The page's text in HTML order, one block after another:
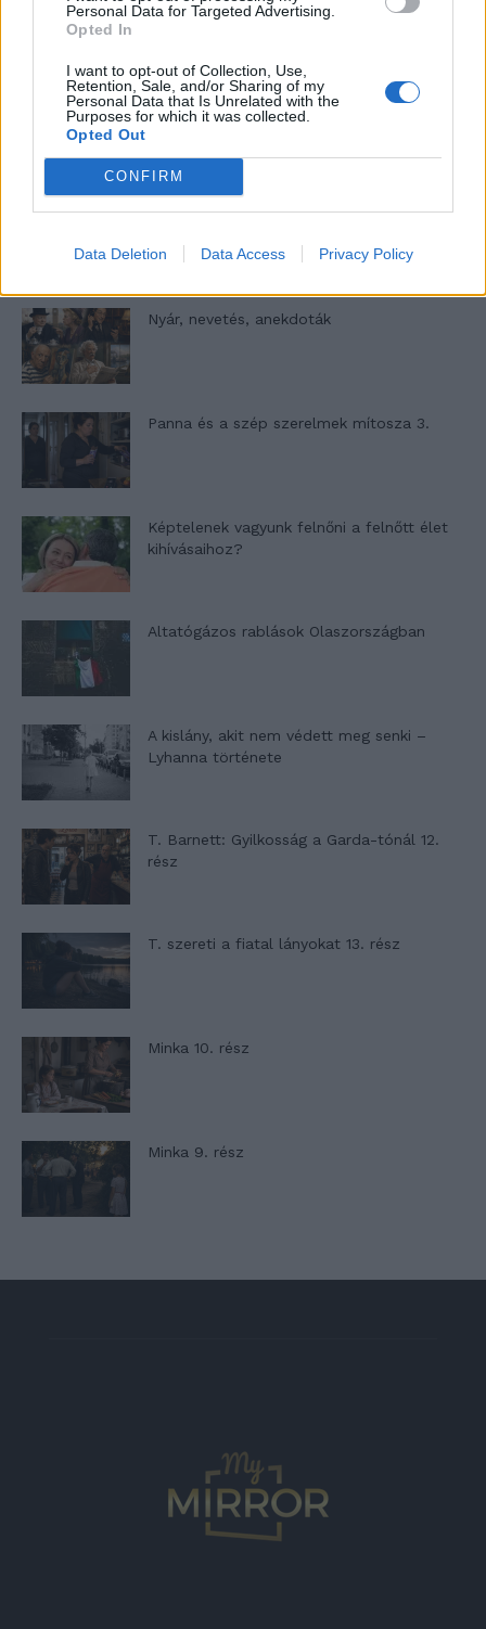
Personal Data for Targeted Advertising.
Opted In
I want to opt-out of Collection, Use,
Retention, Sale, and/or Sharing of my
Personal Data that Is Unrelated with the
Purposes for which it was collected.
Opted Out
CONFIRM
Data Deletion Data Access Privacy Policy
Elyna Robbs: Adéle és az örökölt árnyak
Woody Allen megosztó zsenialitása
A világ legismertebb ruhái
Nyár, nevetés, anekdoták
Panna és a szép szerelmek mítosza 3.
Képtelenek vagyunk felnőni a felnőtt élet
kihívásaihoz?
Altatógázos rablások Olaszországban
A kislány, akit nem védett meg senki –
Lyhanna története
T. Barnett: Gyilkosság a Garda-tónál 12.
rész
T. szereti a fiatal lányokat 13. rész
Minka 10. rész
Minka 9. rész